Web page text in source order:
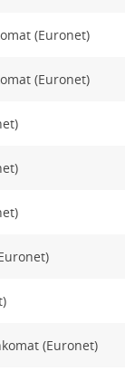
(Euronet)
(Euronet)
(Euronet)